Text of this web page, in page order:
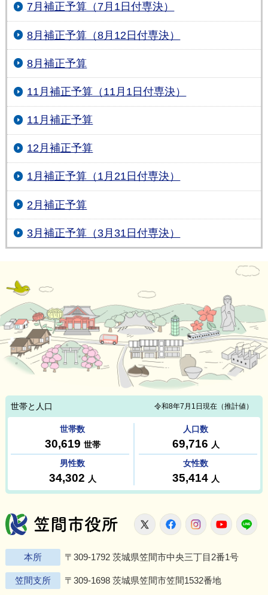
7月補正予算（7月1日付専決）
8月補正予算（8月12日付専決）
8月補正予算
11月補正予算（11月1日付専決）
11月補正予算
12月補正予算
1月補正予算（1月21日付専決）
2月補正予算
3月補正予算（3月31日付専決）
笠間市役所
X FacebookInstagram
本所 〒309-1792 茨城県笠間市中央三丁目2番1号
笠間支所 〒309-1698 茨城県笠間市笠間1532番地